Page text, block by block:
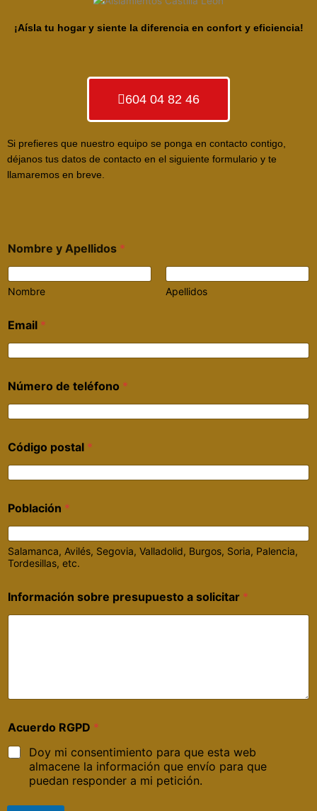
¡Aísla tu hogar y siente la diferencia en confort y eficiencia!
604 04 82 46
Si prefieres que nuestro equipo se ponga en contacto contigo,
déjanos tus datos de contacto en el siguiente formulario y te
llamaremos en breve.
Nombre y Apellidos *
Nombre Apellidos
Email *
Número de teléfono *
Código postal *
Población *
Salamanca, Avilés, Segovia, Valladolid, Burgos, Soria, Palencia,
Tordesillas, etc.
Información sobre presupuesto a solicitar *
Acuerdo RGPD *
Doy mi consentimiento para que esta web
almacene la información que envío para que
puedan responder a mi petición.